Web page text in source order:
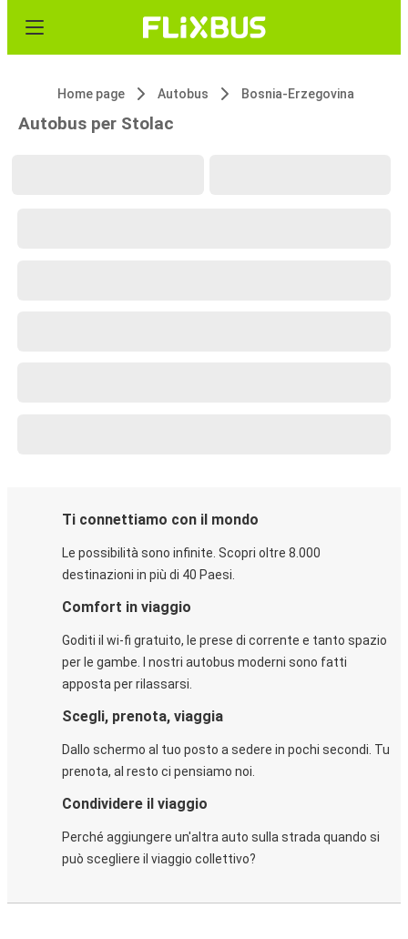
Home page Autobus Bosnia-Erzegovina
Autobus per Stolac
Ti connettiamo con il mondo
Le possibilità sono infinite. Scopri oltre 8.000
destinazioni in più di 40 Paesi.
Comfort in viaggio
Goditi il wi-fi gratuito, le prese di corrente e tanto spazio
per le gambe. I nostri autobus moderni sono fatti
apposta per rilassarsi.
Scegli, prenota, viaggia
Dallo schermo al tuo posto a sedere in pochi secondi. Tu
prenota, al resto ci pensiamo noi.
Condividere il viaggio
Perché aggiungere un'altra auto sulla strada quando si
può scegliere il viaggio collettivo?